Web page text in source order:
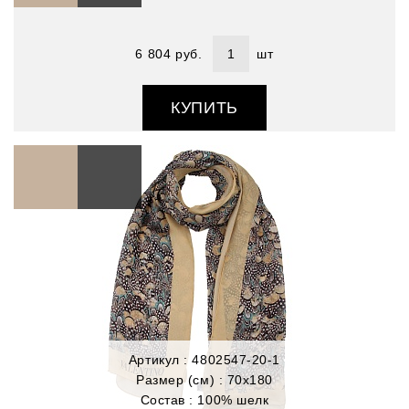
6 804 руб. шт
КУПИТЬ
Артикул : 4802547-20-1
Размер (см) : 70х180
Состав : 100% шелк